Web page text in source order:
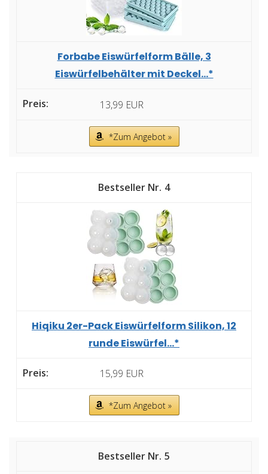
Forbabe Eiswürfelform Bälle, 3
Eiswürfelbehälter mit Deckel...*
13,99 EUR
*Zum Angebot »
4
Hiqiku 2er-Pack Eiswürfelform Silikon, 12
runde Eiswürfel...*
15,99 EUR
*Zum Angebot »
5